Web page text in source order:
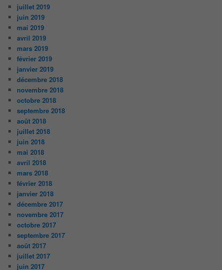
juillet 2019
juin 2019
mai 2019
avril 2019
mars 2019
février 2019
janvier 2019
décembre 2018
novembre 2018
octobre 2018
septembre 2018
août 2018
juillet 2018
juin 2018
mai 2018
avril 2018
mars 2018
février 2018
janvier 2018
décembre 2017
novembre 2017
octobre 2017
septembre 2017
août 2017
juillet 2017
juin 2017